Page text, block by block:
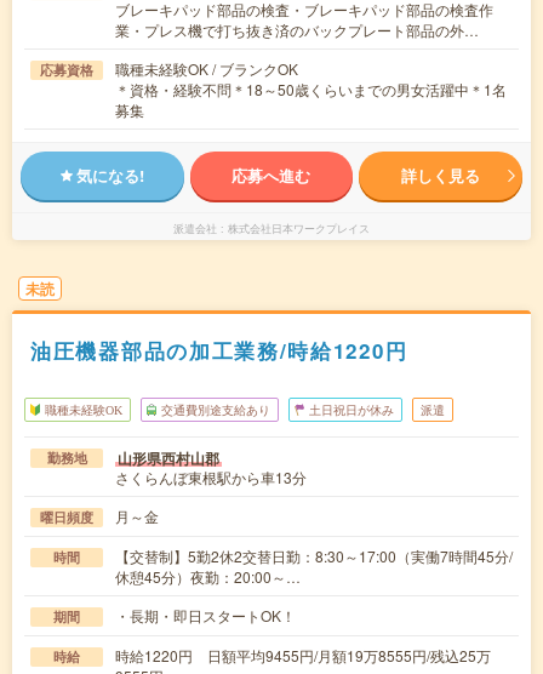
ブレーキパッド部品の検査・ブレーキパッド部品の検査作
業・プレス機で打ち抜き済のバックプレート部品の外…
応募資格
職種未経験OK / ブランクOK
＊資格・経験不問＊18～50歳くらいまでの男女活躍中＊1名
募集
気になる! 応募へ進む 詳しく見る
派遣会社 株式会社日本ワークプレイス
未読
油圧機器部品の加工業務/時給1220円
職種未経験OK 交通費別途支給あり 土日祝日が休み 派遣
勤務地 山形県西村山郡
さくらんぼ東根駅から車13分
曜日頻度 月～金
時間
【交替制】5勤2休2交替日勤：8:30～17:00（実働7時間45分/
休憩45分）夜勤：20:00～…
期間 ・長期・即日スタートOK！
時給
時給1220円 日額平均9455円/月額19万8555円/残込25万